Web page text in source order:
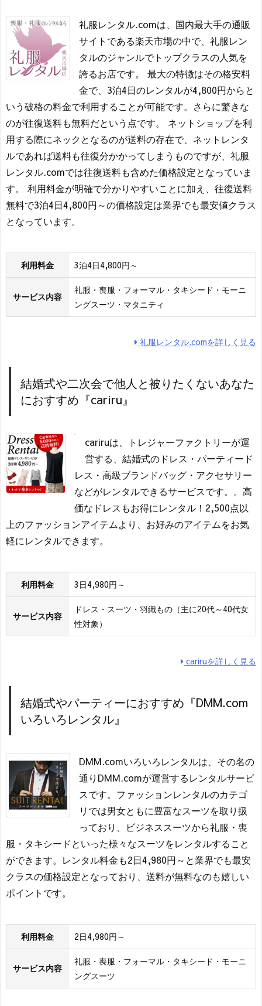
礼服レンタル.comは、国内最大手の通販
サイトである楽天市場の中で、礼服レン
タルのジャンルでトップクラスの人気を
誇るお店です。 最大の特徴はその格安料
金で、3泊4日のレンタルが4,800円からと
いう破格の料金で利用することが可能です。さらに驚きな
のが往復送料も無料だという点です。 ネットショップを利
用する際にネックとなるのが送料の存在で、ネットレンタ
ルであれば送料も往復分かかってしまうものですが、礼服
レンタル.comでは往復送料も含めた価格設定となっていま
す。 利用料金が明確で分かりやすいことに加え、往復送料
無料で3泊4日4,800円～の価格設定は業界でも最安値クラス
となっています。
利用料金 3泊4日4,800円～
サービス内容
礼服・喪服・フォーマル・タキシード・モーニ
ングスーツ・マタニティ
礼服レンタル.comを詳しく見る
結婚式や二次会で他人と被りたくないあなた
におすすめ『cariru』
cariruは、トレジャーファクトリーが運
営する、結婚式のドレス・パーティード
レス・高級ブランドバッグ・アクセサリー
などがレンタルできるサービスです。。高
価なドレスもお得にレンタル！2,500点以
上のファッションアイテムより、お好みのアイテムをお気
軽にレンタルできます。
利用料金 3日4,980円～
サービス内容
ドレス・スーツ・羽織もの（主に20代～40代女
性対象）
cariruを詳しく見る
結婚式やパーティーにおすすめ『DMM.com
いろいろレンタル』
DMM.comいろいろレンタルは、その名の
通りDMM.comが運営するレンタルサービ
スです。ファッションレンタルのカテゴ
リでは男女ともに豊富なスーツを取り扱
っており、ビジネススーツから礼服・喪
服・タキシードといった様々なスーツをレンタルすること
ができます。レンタル料金も2日4,980円～と業界でも最安
クラスの価格設定となっており、送料が無料なのも嬉しい
ポイントです。
利用料金 2日4,980円～
サービス内容
礼服・喪服・フォーマル・タキシード・モーニ
ングスーツ